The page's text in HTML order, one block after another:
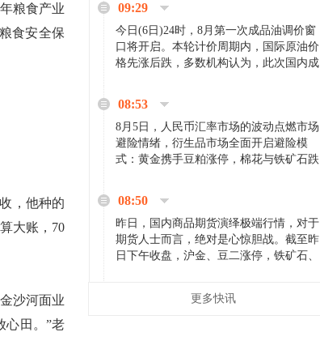
粮食产业
食安全保
，他种的
大账，70
沙河面业
心田。”老
家好货依旧惜售挺...
09:29
今日(6日)24时，8月第一次成品油调价窗
口将开启。本轮计价周期内，国际原油价
格先涨后跌，多数机构认为，此次国内成
08:53
8月5日，人民币汇率市场的波动点燃市场
避险情绪，衍生品市场全面开启避险模
式：黄金携手豆粕涨停，棉花与铁矿石跌
场来看，汇率波动...
08:50
昨日，国内商品期货演绎极端行情，对于
期货人士而言，绝对是心惊胆战。截至昨
日下午收盘，沪金、豆二涨停，铁矿石、
[imgnobrwh] src=...更多快讯